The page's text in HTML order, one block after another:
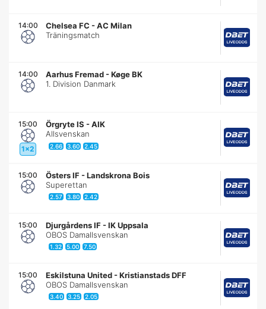
14:00 Chelsea FC -AC Milan
Träningsmatch
14:00 Aarhus Fremad -Køge BK
1. Division Danmark
15:00
1x2
Örgryte IS -AIK
Allsvenskan
2.66 3.60 2.45
15:00 Östers IF -Landskrona Bois
Superettan
2.57 3.80 2.42
15:00 Djurgårdens IF -IK Uppsala
OBOS Damallsvenskan
1.32 5.00 7.50
15:00 Eskilstuna United -Kristianstads DFF
OBOS Damallsvenskan
3.40 3.25 2.05